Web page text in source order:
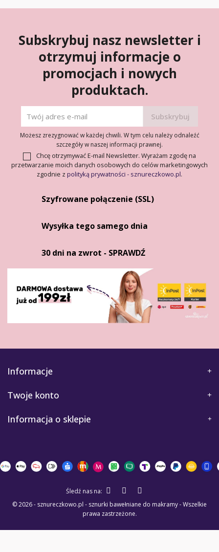
Subskrybuj nasz newsletter i
otrzymuj informacje o
promocjach i nowych
produktach.
Możesz zrezygnować w każdej chwili. W tym celu należy odnaleźć
szczegóły w naszej informacji prawnej.
Chcę otrzymywać E-mail Newsletter. Wyrażam zgodę na
przetwarzanie moich danych osobowych do celów marketingowych
zgodnie z polityką prywatności - sznureczkowo.pl.
Szyfrowane połączenie (SSL)
Wysyłka tego samego dnia
30 dni na zwrot - SPRAWDŹ
Informacje
Twoje konto
Informacja o sklepie
© 2026 - sznureczkowo.pl - sznurki bawełniane do makramy - Wszelkie
prawa zastrzeżone.
Śledź nas na: